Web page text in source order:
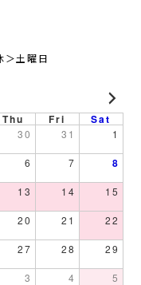
土曜日
Thu Fri Sat
30 31 1
6 7 8
13 14 15
20 21 22
27 28 29
3 4 5